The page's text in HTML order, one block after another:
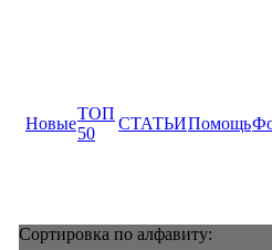
Новые
ТОП
50
СТАТЬИПомощь
Сортировка по алфавиту: